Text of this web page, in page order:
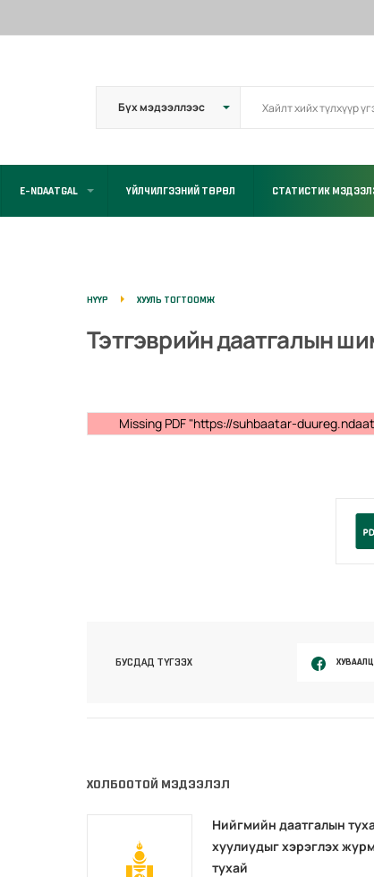
E-NDAATGAL ҮЙЛЧИЛГЭЭНИЙ ТӨРӨЛ СТАТИСТИК
НҮҮР ХУУЛЬ ТОГТООМЖ
Тэтгэврийн даатгалын
Missing PDF "https://suhbaatar-
БУСДАД ТҮГЭЭХ
ХОЛБООТОЙ МЭДЭЭЛЭЛ
Нийгмийн даатгалын
хуулиудыг хэрэглэх
тухай